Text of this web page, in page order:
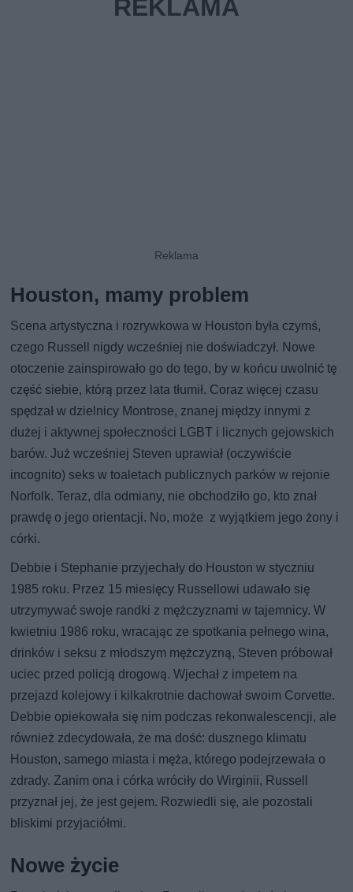
Houston, mamy problem
Scena artystyczna i rozrywkowa w Houston była czymś,
czego Russell nigdy wcześniej nie doświadczył. Nowe
otoczenie zainspirowało go do tego, by w końcu uwolnić tę
część siebie, którą przez lata tłumił. Coraz więcej czasu
spędzał w dzielnicy Montrose, znanej między innymi z
dużej i aktywnej społeczności LGBT i licznych gejowskich
barów. Już wcześniej Steven uprawiał (oczywiście
incognito) seks w toaletach publicznych parków w rejonie
Norfolk. Teraz, dla odmiany, nie obchodziło go, kto znał
prawdę o jego orientacji. No, może z wyjątkiem jego żony i
córki.
Debbie i Stephanie przyjechały do Houston w styczniu
1985 roku. Przez 15 miesięcy Russellowi udawało się
utrzymywać swoje randki z mężczyznami w tajemnicy. W
kwietniu 1986 roku, wracając ze spotkania pełnego wina,
drinków i seksu z młodszym mężczyzną, Steven próbował
uciec przed policją drogową. Wjechał z impetem na
przejazd kolejowy i kilkakrotnie dachował swoim Corvette.
Debbie opiekowała się nim podczas rekonwalescencji, ale
również zdecydowała, że ma dość: dusznego klimatu
Houston, samego miasta i męża, którego podejrzewała o
zdrady. Zanim ona i córka wróciły do Wirginii, Russell
przyznał jej, że jest gejem. Rozwiedli się, ale pozostali
bliskimi przyjaciółmi.
Nowe życie